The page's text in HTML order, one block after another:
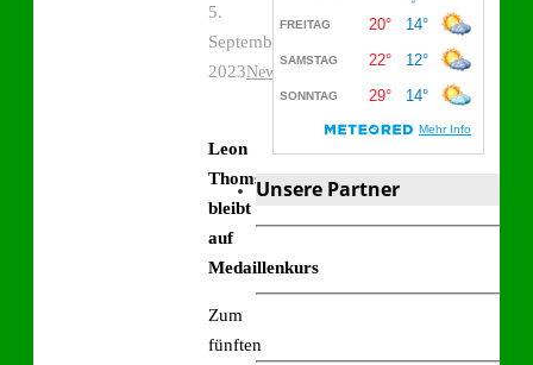
5.
September
2023News
Leon
Thoms
bleibt
auf
Medaillenkurs
Zum
fünften
Unsere Partner